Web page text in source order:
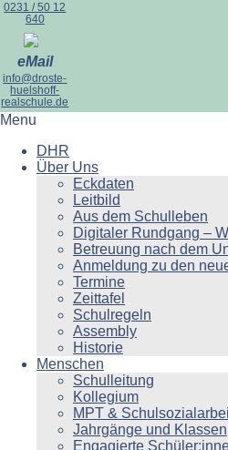
0231 / 50 12
640
eMail
info@droste-
huelshoff-
realschule.de
Menu
DHR
Über Uns
Eckdaten
Leitbild
Aus dem Schulleben
Digitaler Rundgang –
Betreuung nach dem
Anmeldung zu den
Termine
Zeittafel
Schulregeln
Assembly
Historie
Menschen
Schulleitung
Kollegium
MPT &
Jahrgänge und Klassen
Engagierte